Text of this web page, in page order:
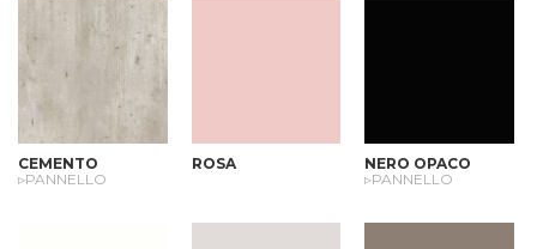
CEMENTO
▹PANNELLO
ROSA
NERO OPACO
▹PANNELLO